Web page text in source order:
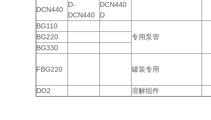
DCN440
D-
DCN440
DCN440
D
BG110
专用泵管
BG220
BG330
FBG220 罐装专用
DO2
溶解组件